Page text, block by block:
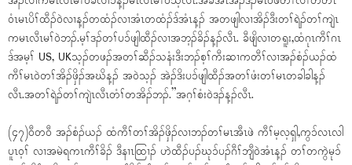
ဝံၤမၤပိၢ်ထီၣ်ဝဲလၢန့ၣ်တထံၣ်လၢအံၤတထံၣ်ဒ်အံၤန့ၣ် အတဖျါလၢအိၣ်ဒီးတၢ်ရဲၣ်တၢ်ကျဲၤ
ကမၤလီၤမၢ်ဝဲဘၣ်.မ့ၢ်ဒၣ်တၢ်ပၥ်ဖျါထီၣ်လၢအဘ့ၣ်ခိၣ်န့ၣ်လီၤ. ခီဖျိလၢတရူး,ထံဂုၤကီၢ်ဂၤ
ဒ်အမ့ၢ် US, UKသ့ၣ်တဖၣ်အတၢ်ဆီၣ်သနံးဒီးဘၣ်စ့ၢ်ကီးဆၢကတီၢ်လၢအၣ်စံၣ်ယၣ်ထံ
ကီၢ်မၤဝဲတၢ်အိၣ်ဖှိၣ်အဃိန့ၣ် အဝဲသ့ၣ် အဲၣ်ဒိးပၥ်ဖျါထီၣ်အတၢ်ဖံးတၢ်မၤတခါခါန့ၣ်
လီၤ.အတၢ်ရဲၣ်တၢ်ကျဲၤလီၤတံၢ်တအိၣ်ဘၣ်.”အဂ့ၢ်စံးဝဲဒၣ်န့ၣ်လီၤ.
(၄၇)ဝီတဝီ အၣ်စံၣ်ယၣ် ထံကီၢ်တၢ်အိၣ်ဖှိၣ်လၢဘၣ်တၢ်မၤအီၤဖဲ ကီၢ်မ့လ့ရှါ,ကွၥ်လၤလါ
ပူၤဝ့ၢ် လၢအမဲရကၤကီၢ်ခိၣ် ဒီနၢၤထြၢၣ် ဟဲထီၣ်ပၣ်ဃုၥ်ပၣ်ဂီၢ်ဘျီဝဲအံၤန့ၣ် တၢ်တကွဲမုၥ်